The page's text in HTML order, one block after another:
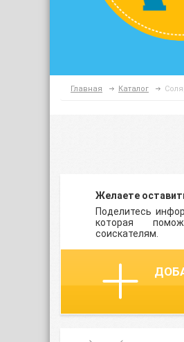
Главная Каталог
Желаете
Поделитесь
которая
соискателям.